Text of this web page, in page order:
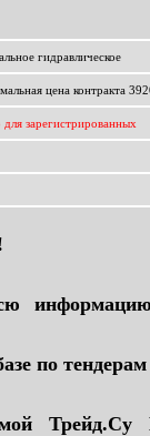
гидравлическое
цена контракта
зарегистрированных
по
Трейд.Су